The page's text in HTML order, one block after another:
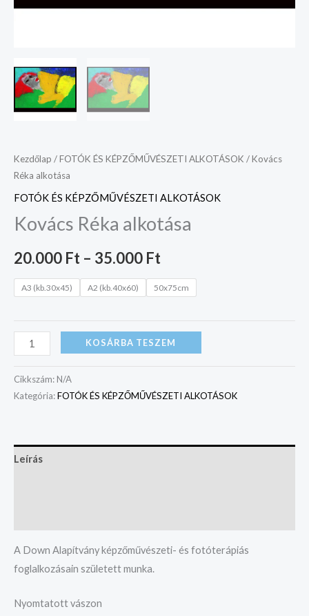
Kezdőlap /FOTÓK ÉS KÉPZŐMŰVÉSZETI ALKOTÁSOK / Kovács
Réka alkotása
FOTÓK ÉS KÉPZŐMŰVÉSZETI ALKOTÁSOK
Kovács Réka alkotása
20.000 Ft – 35.000 Ft
A3 (kb.30x45) A2 (kb.40x60) 50x75cm
KOSÁRBA TESZEM
Cikkszám: N/A
Kategória:FOTÓK ÉS KÉPZŐMŰVÉSZETI ALKOTÁSOK
Leírás
A Down Alapítvány képzőművészeti- és fotóterápiás
foglalkozásain született munka.
Nyomtatott vászon